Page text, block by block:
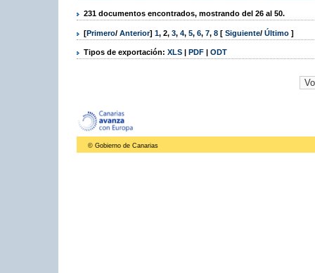
231 documentos encontrados, mostrando del 26 al 50.
[Primero/ Anterior] 1, 2, 3, 4, 5, 6, 7, 8 [ Siguiente/ Último ]
Tipos de exportación: XLS | PDF | ODT
© Gobierno de Canarias